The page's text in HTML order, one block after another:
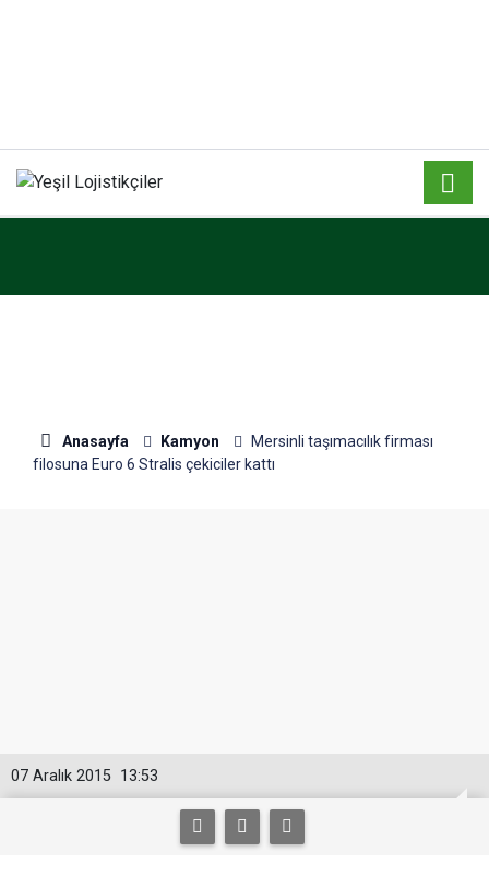
Anasayfa Kamyon
Mersinli taşımacılık firması
filosuna Euro 6 Stralis çekiciler kattı
13:53
07 Aralık 2015